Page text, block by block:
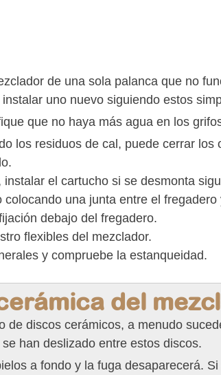
de una sola palanca que no
uno nuevo siguiendo estos
que no haya más agua en los
los residuos de cal, puede cerrar los
el cartucho si se desmonta
una junta entre el
debajo del fregadero.
flexibles del mezclador.
y compruebe la estanqueidad.
del
de discos cerámicos, a menudo
han deslizado entre estos discos.
a fondo y la fuga desaparecerá.